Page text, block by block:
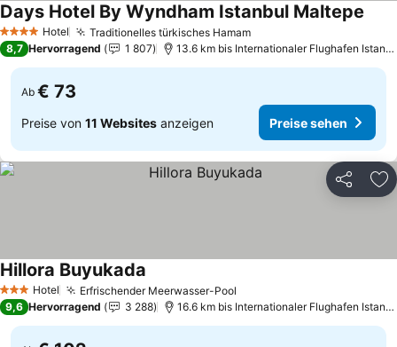
4 Sterne Hotel Traditionelles türkisches HamamPreise sehen
Days Hotel By Wyndham Istanbul Maltepe
8,7 Hervorragend 1 807 13.6 km bis Internationaler Flughafen
Ab € 73
Preise von 11 Websites anzeigen Preise sehen
Teilen
3 SterneHotel Erfrischender Meerwasser-Pool
Hillora Buyukada
9,6 Hervorragend 3 288 16.6 km bis Internationaler Flughafen